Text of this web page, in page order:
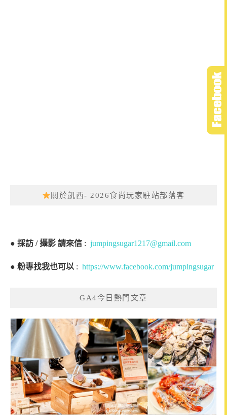
關於凱西- 2026食尚玩家駐站部落客
● 採訪 / 攝影 請來信 : jumpingsugar1217@gmail.com
● 粉專找我也可以 : https://www.facebook.com/jumpingsugar
GA4今日熱門文章